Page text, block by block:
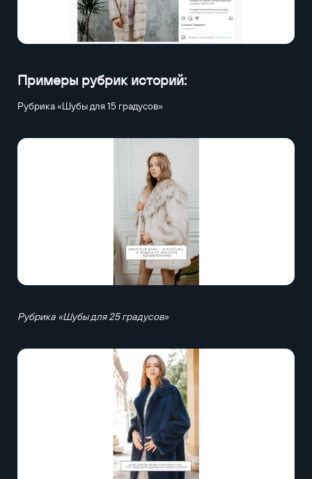
Примеры рубрик историй:
Рубрика «Шубы для 15 градусов»
Рубрика «Шубы для 25 градусов»